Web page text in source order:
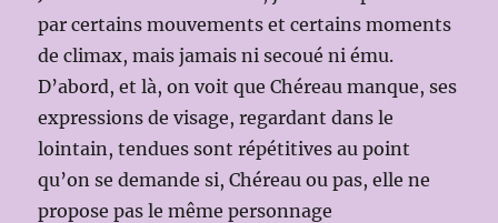
par certains mouvements et certains moments
de climax, mais jamais ni secoué ni ému.
D’abord, et là, on voit que Chéreau manque, ses
expressions de visage, regardant dans le
lointain, tendues sont répétitives au point
qu’on se demande si, Chéreau ou pas, elle ne
propose pas le même personnage